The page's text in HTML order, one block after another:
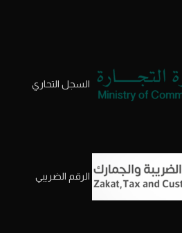
السجل التحاري
الرقم الضريبي